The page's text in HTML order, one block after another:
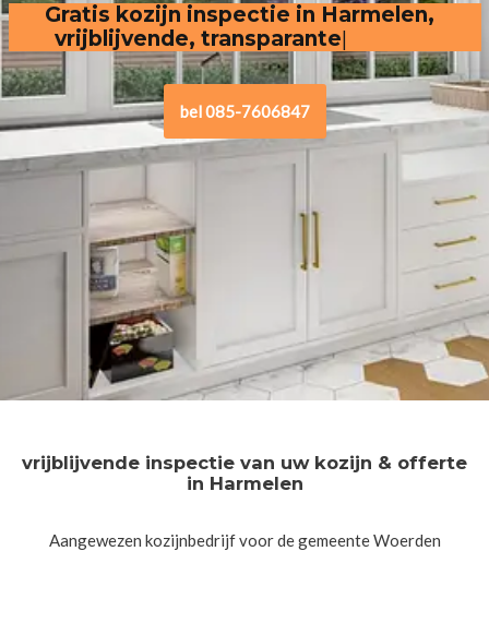
Gratis kozijn inspectie in Harmelen,
vrijblijvende, transparante offerte
bel 085-7606847
vrijblijvende inspectie van uw kozijn & offerte
in Harmelen
Aangewezen kozijnbedrijf voor de gemeente Woerden